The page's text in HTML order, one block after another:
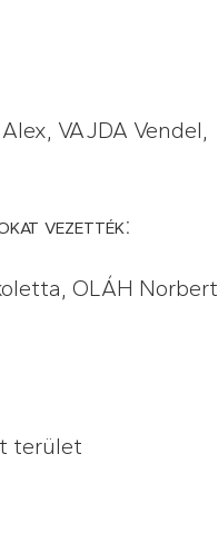
VAJDA Vendel,
vezették:
OLÁH Norbert
terület